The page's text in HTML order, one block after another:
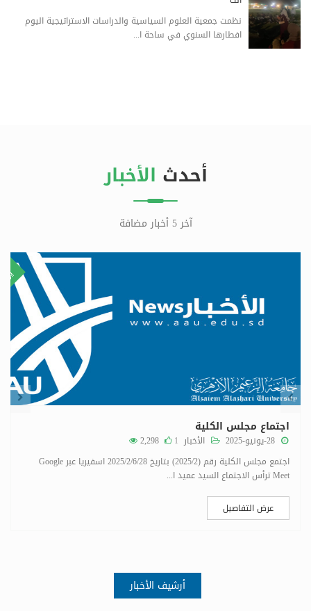
نظمت جمعية العلوم السياسية والدراسات الاستراتيجية اليوم
افطارها السنوي في ساحة ا...
أحدث الأخبار
آخر 5 أخبار مضافة
اجتماع مجلس الكلية
الأخبار 1
2,298
اجتمع مجلس الكلية رقم (2025/2) بتاريخ 2025/2/6/28 اسفيريا عبر Google
Meet ترأس الاجتماع السيد عميد ا...
عرض التفاصيل
أرشيف الأخبار